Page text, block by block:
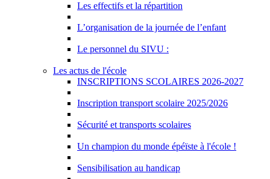
Les effectifs et la répartition
L’organisation de la journée de l’enfant
Le personnel du SIVU :
Les actus de l'école
INSCRIPTIONS SCOLAIRES 2026-2027
Inscription transport scolaire 2025/2026
Sécurité et transports scolaires
Un champion du monde épéïste à l'école !
Sensibilisation au handicap